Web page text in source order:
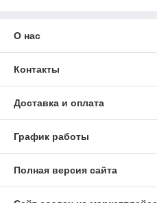
О нас
Контакты
Доставка и оплата
График работы
Полная версия сайта